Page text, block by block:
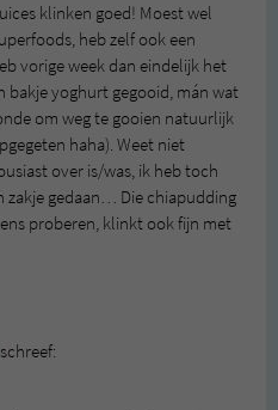
klinken goed! Moest wel
heb zelf ook een
vorige week dan eindelijk het
bakje yoghurt gegooid, mán wat
om weg te gooien natuurlijk
haha). Weet niet
over is/was, ik heb toch
zakje gedaan… Die chiapudding
proberen, klinkt ook fijn met
schreef: